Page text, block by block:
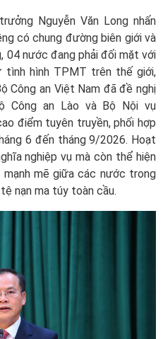
Nguyễn Văn Long nhấn
có chung đường biên giới và
04 nước đang phải đối mặt với
hình TPMT trên thế giới,
Công an Việt Nam đã đề nghị
Công an Lào và Bộ Nội vụ
điểm tuyên truyền, phối hợp
6 đến tháng 9/2026. Hoạt
nghiệp vụ mà còn thể hiện
mẽ giữa các nước trong
nạn ma túy toàn cầu.